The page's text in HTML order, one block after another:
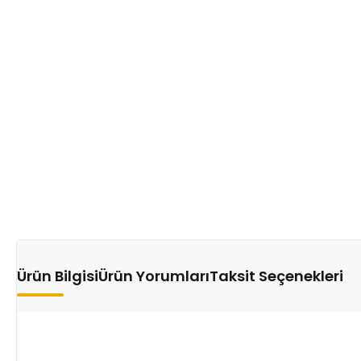
Ürün BilgisiÜrün YorumlarıTaksit Seçenekleri